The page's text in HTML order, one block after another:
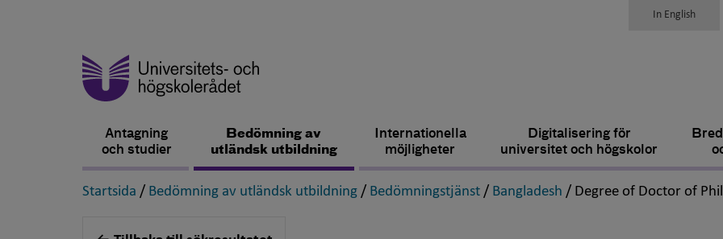
In English
Antagning
och studier
Bedömning av
utländsk utbildning
Internationella
möjligheter
Digitalisering för
universitet och högskolor
Startsida ,
/ Bedömning av utländsk utbildning ,
/ Bedömningstjänst ,
/ Bangladesh ,
/ Degree of Doctor of